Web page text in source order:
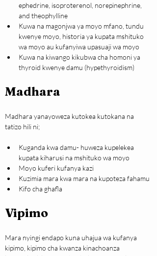
ephedrine, isoproterenol, norepinephrine,
and theophylline
Kuwa na magonjwa ya moyo mfano, tundu
kwenye moyo, historia ya kupata mshituko
wa moyo au kufanyiwa upasuaji wa moyo
Kuwa na kiwango kikubwa cha homoni ya
thyroid kwenye damu (hypethyroidism)
Madhara
Madhara yanayoweza kutokea kutokana na
tatizo hili ni;
Kuganda kwa damu- huweza kupelekea
kupata kiharusi na mshituko wa moyo
Moyo kuferi kufanya kazi
Kuzimia mara kwa mara na kupoteza fahamu
Kifo cha ghafla
Vipimo
Mara nyingi endapo kuna uhajua wa kufanya
kipimo, kipimo cha kwanza kinachoanza